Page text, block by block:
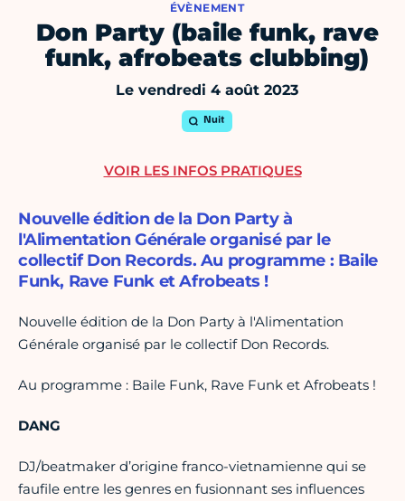
ÉVÈNEMENT
Don Party (baile funk, rave
funk, afrobeats clubbing)
Le vendredi 4 août 2023
Nuit
Nouvelle édition de la Don Party à
l'Alimentation Générale organisé par le
collectif Don Records. Au programme : Baile
Funk, Rave Funk et Afrobeats !
Nouvelle édition de la Don Party à l'Alimentation
Générale organisé par le collectif Don Records.
Au programme : Baile Funk, Rave Funk et Afrobeats !
DANG
DJ/beatmaker d’origine franco-vietnamienne qui se
faufile entre les genres en fusionnant ses influences
VOIR LES INFOS PRATIQUES